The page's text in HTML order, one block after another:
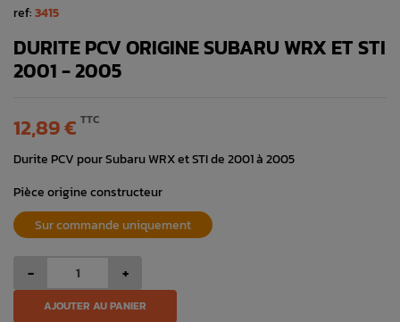
ref:3415
DURITE PCV ORIGINE SUBARU WRX ET STI
2001 - 2005
12,89 € TTC
Durite PCV pour Subaru WRX et STI de 2001 à 2005
Pièce origine constructeur
Sur commande uniquement
- +
AJOUTER AU PANIER